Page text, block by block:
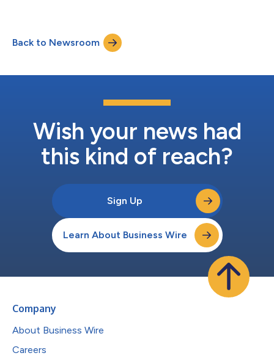
被證實，包括降低死亡率、改善復甦效果，以及透過早期發現和介
入預防病情惡化，從而減少快速反應團隊調動和轉至高危照護單元
的次數。2-5如今，在這項涵蓋3.5年資料及近3.2萬名病患的全新
系統透過避免醫療照護升級所帶來的財務影響，同時考量實施系統
每次避免搶救事件對每位病患的營運利潤率產生約5500美元的正
向影響，每次避免轉院事件則約為10,700美元。達特茅斯-希區考
Back to Newsroom
Wish your news had
this kind of reach?
Sign Up
Learn About Business Wire
Company
About Business Wire
Careers